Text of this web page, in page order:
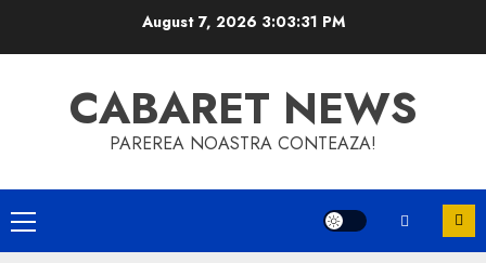
August 7, 2026 3:03:31 PM
CABARET NEWS
PAREREA NOASTRA CONTEAZA!
Primary
Menu